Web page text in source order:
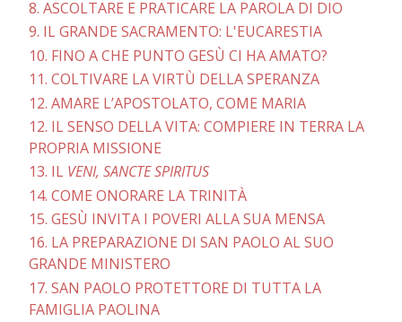
8. ASCOLTARE E PRATICARE LA PAROLA DI DIO
9. IL GRANDE SACRAMENTO: L'EUCARESTIA
10. FINO A CHE PUNTO GESÙ CI HA AMATO?
11. COLTIVARE LA VIRTÙ DELLA SPERANZA
12. AMARE L’APOSTOLATO, COME MARIA
12. IL SENSO DELLA VITA: COMPIERE IN TERRA LA
PROPRIA MISSIONE
13. IL VENI, SANCTE SPIRITUS
14. COME ONORARE LA TRINITÀ
15. GESÙ INVITA I POVERI ALLA SUA MENSA
16. LA PREPARAZIONE DI SAN PAOLO AL SUO
GRANDE MINISTERO
17. SAN PAOLO PROTETTORE DI TUTTA LA
FAMIGLIA PAOLINA